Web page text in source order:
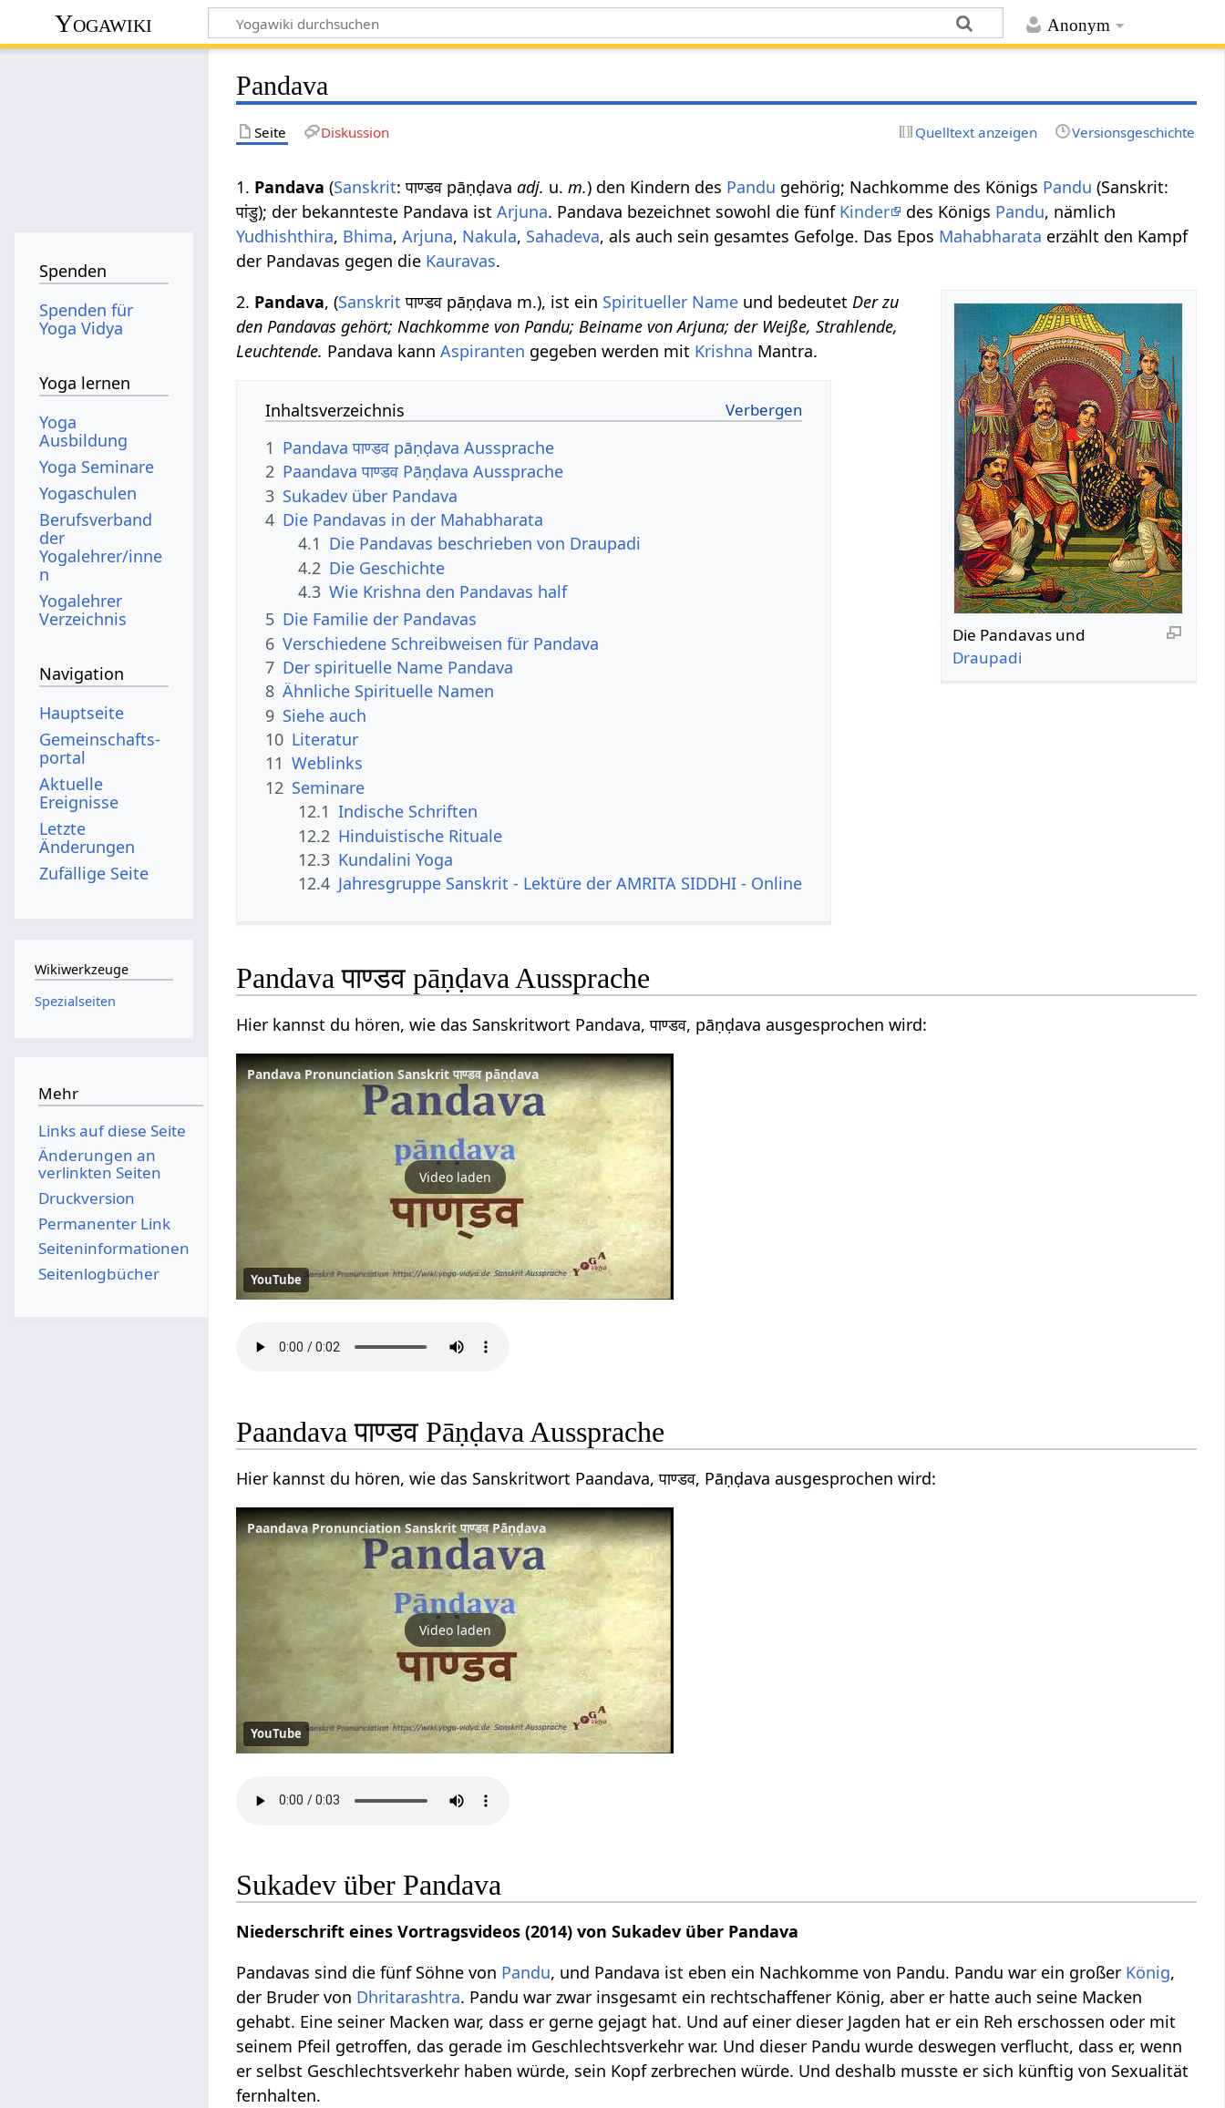
Anonym
Yogawiki
Pandava
Seite Diskussion Quelltext anzeigen Versionsgeschichte
1. Pandava (Sanskrit: पाण्‍डव pāṇḍavaadj. u.m.) den Kindern des Pandu gehörig; Nachkomme des Königs Pandu (Sanskrit:
पांडु); der bekannteste Pandava istArjuna. Pandava bezeichnet sowohl die fünf Kinder des Königs Pandu, nämlich
Yudhishthira, Bhima,Arjuna, Nakula, Sahadeva, als auch sein gesamtes Gefolge. Das Epos Mahabharata erzählt den Kampf
der Pandavas gegen die Kauravas.
Die Pandavas und
Draupadi
2. Pandava, (Sanskrit पाण्डव pāṇḍava m.), ist ein Spiritueller Name und bedeutet Der zu
den Pandavas gehört; Nachkomme von Pandu; Beiname von Arjuna; der Weiße, Strahlende,
Leuchtende. Pandava kannAspiranten gegeben werden mit Krishna Mantra.
Inhaltsverzeichnis
1 Pandava पाण्डव pāṇḍava Aussprache
2 Paandava पाण्डव Pāṇḍava Aussprache
3 Sukadev über Pandava
4 Die Pandavas in der Mahabharata
4.1 Die Pandavas beschrieben von Draupadi
4.2 Die Geschichte
4.3 Wie Krishna den Pandavas half
5 Die Familie der Pandavas
6 Verschiedene Schreibweisen für Pandava
7 Der spirituelle Name Pandava
8 Ähnliche Spirituelle Namen
9 Siehe auch
10 Literatur
11 Weblinks
12 Seminare
12.1 Indische Schriften
12.2 Hinduistische Rituale
12.3 Kundalini Yoga
12.4 Jahresgruppe Sanskrit - Lektüre der AMRITA SIDDHI - Online
Pandava पाण्डव pāṇḍava Aussprache
Hier kannst du hören, wie das Sanskritwort Pandava, पाण्डव, pāṇḍava ausgesprochen wird:
Pandava Pronunciation Sanskrit पाण्‍डव pāṇḍava
Video laden
YouTube
Paandava पाण्डव Pāṇḍava Aussprache
Hier kannst du hören, wie das Sanskritwort Paandava, पाण्डव, Pāṇḍava ausgesprochen wird:
Paandava Pronunciation Sanskrit पाण्डव Pāṇḍava
Video laden
YouTube
Sukadev über Pandava
Niederschrift eines Vortragsvideos (2014) von Sukadev über Pandava
Pandavas sind die fünf Söhne von Pandu, und Pandava ist eben ein Nachkomme von Pandu. Pandu war ein großer König,
der Bruder von Dhritarashtra. Pandu war zwar insgesamt ein rechtschaffener König, aber er hatte auch seine Macken
gehabt. Eine seiner Macken war, dass er gerne gejagt hat. Und auf einer dieser Jagden hat er ein Reh erschossen oder mit
seinem Pfeil getroffen, das gerade im Geschlechtsverkehr war. Und dieser Pandu wurde deswegen verflucht, dass er, wenn
er selbst Geschlechtsverkehr haben würde, sein Kopf zerbrechen würde. Und deshalb musste er sich künftig von Sexualität
fernhalten.
Spenden
Spenden für
Yoga Vidya
Yoga lernen
Yoga
Ausbildung
Yoga Seminare
Yogaschulen
Berufsverband
der
Yogalehrer/inne
n
Yogalehrer
Verzeichnis
Navigation
Hauptseite
Gemeinschafts­
portal
Aktuelle
Ereignisse
Letzte
Änderungen
Zufällige Seite
Wikiwerkzeuge
Spezialseiten
Mehr
Links auf diese Seite
Änderungen an
verlinkten Seiten
Druckversion
Permanenter Link
Seiten­­informationen
Seitenlogbücher